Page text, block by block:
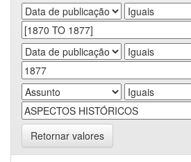
Retornar valores